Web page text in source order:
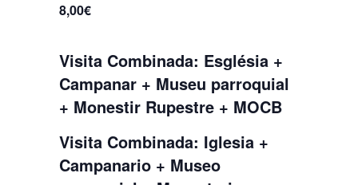
8,00€
Visita Combinada: Església +
Campanar + Museu parroquial
+ Monestir Rupestre + MOCB
Visita Combinada: Iglesia +
Campanario + Museo